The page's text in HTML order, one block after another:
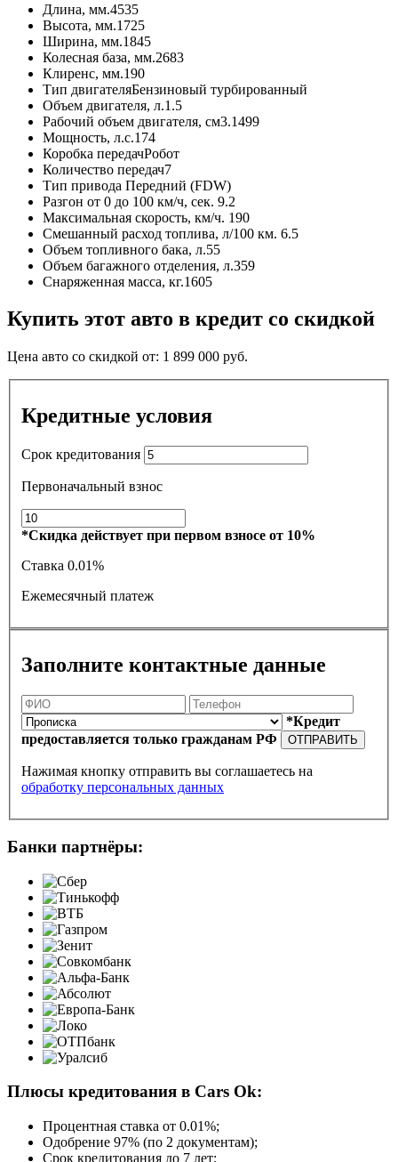
Длина, мм.4535
Высота, мм.1725
Ширина, мм.1845
Колесная база, мм.2683
Клиренс, мм.190
Тип двигателяБензиновый турбированный
Объем двигателя, л.1.5
Рабочий объем двигателя, см3.1499
Мощность, л.с.174
Коробка передачРобот
Количество передач7
Тип привода Передний (FDW)
Разгон от 0 до 100 км/ч, сек. 9.2
Максимальная скорость, км/ч. 190
Смешанный расход топлива, л/100 км. 6.5
Объем топливного бака, л.55
Объем багажного отделения, л.359
Снаряженная масса, кг.1605
Купить этот авто в кредит со скидкой
Цена авто со скидкой от: 1 899 000 руб.
Кредитные условия
Срок кредитования
Первоначальный взнос
*Скидка действует при первом взносе от 10%
Ставка 0.01%
Ежемесячный платеж
Заполните контактные данные
*Кредит
предоставляется только гражданам РФ
ОТПРАВИТЬ
Нажимая кнопку отправить вы соглашаетесь на
обработку персональных данных
Банки партнёры:
Плюсы кредитования в Cars Ok:
Процентная ставка от 0.01%;
Одобрение 97% (по 2 документам);
Срок кредитования до 7 лет;